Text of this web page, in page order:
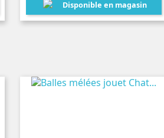
Disponible en magasin